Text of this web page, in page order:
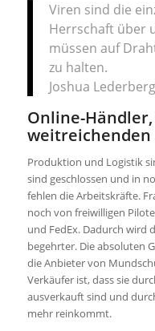
Viren sind die
Herrschaft über
müssen auf
zu halten.
Joshua
Online-
Produktion und Logistik
sind geschlossen und in
fehlen die Arbeitskräfte.
noch von freiwilligen
und FedEx. Dadurch wird
begehrter. Die absoluten
die Anbieter von
Verkäufer ist, dass sie
ausverkauft sind und
mehr reinkommt.